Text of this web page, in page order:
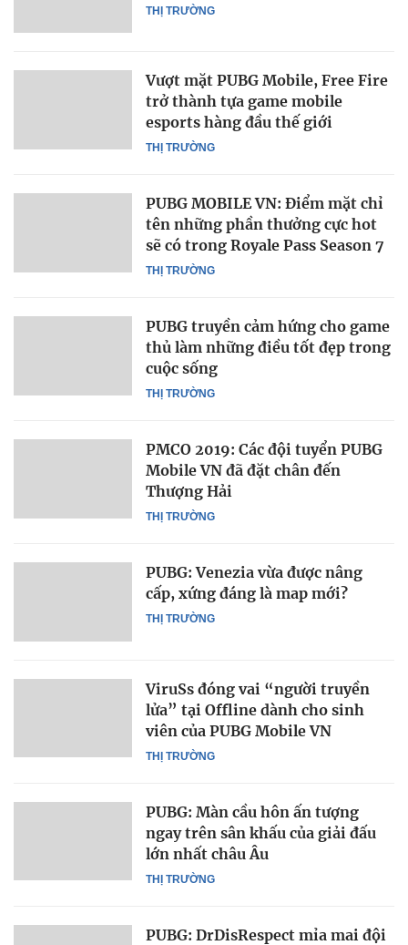
THỊ TRƯỜNG
THỊ TRƯỜNG
Vượt mặt PUBG Mobile, Free Fire
trở thành tựa game mobile
esports hàng đầu thế giới
THỊ TRƯỜNG
PUBG MOBILE VN: Điểm mặt chỉ
tên những phần thưởng cực hot
sẽ có trong Royale Pass Season 7
THỊ TRƯỜNG
PUBG truyền cảm hứng cho game
thủ làm những điều tốt đẹp trong
cuộc sống
THỊ TRƯỜNG
PMCO 2019: Các đội tuyển PUBG
Mobile VN đã đặt chân đến
Thượng Hải
THỊ TRƯỜNG
PUBG: Venezia vừa được nâng
cấp, xứng đáng là map mới?
THỊ TRƯỜNG
ViruSs đóng vai “người truyền
lửa” tại Offline dành cho sinh
viên của PUBG Mobile VN
THỊ TRƯỜNG
PUBG: Màn cầu hôn ấn tượng
ngay trên sân khấu của giải đấu
lớn nhất châu Âu
PUBG: DrDisRespect mỉa mai đội